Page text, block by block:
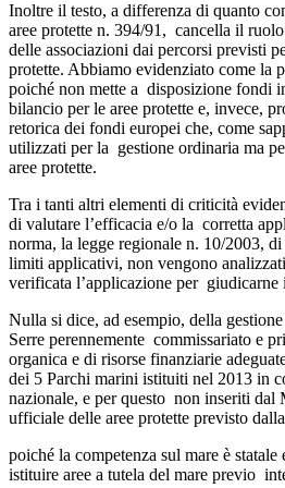
Inoltre il testo, a differenza di quanto
aree protette n. 394/91, cancella il
delle associazioni dai percorsi previsti
protette. Abbiamo evidenziato come la
poiché non mette a disposizione fondi
bilancio per le aree protette e, invece,
retorica dei fondi europei che, come
utilizzati per la gestione ordinaria ma
aree protette.
Tra i tanti altri elementi di criticità
di valutare l’efficacia e/o la corretta
norma, la legge regionale n. 10/2003,
limiti applicativi, non vengono
verificata l’applicazione per
Nulla si dice, ad esempio, della
Serre perennemente commissariato e
organica e di risorse finanziarie
dei 5 Parchi marini istituiti nel 2013 in
nazionale, e per questo non inseriti dal
ufficiale delle aree protette previsto
poiché la competenza sul mare è
istituire aree a tutela del mare previo